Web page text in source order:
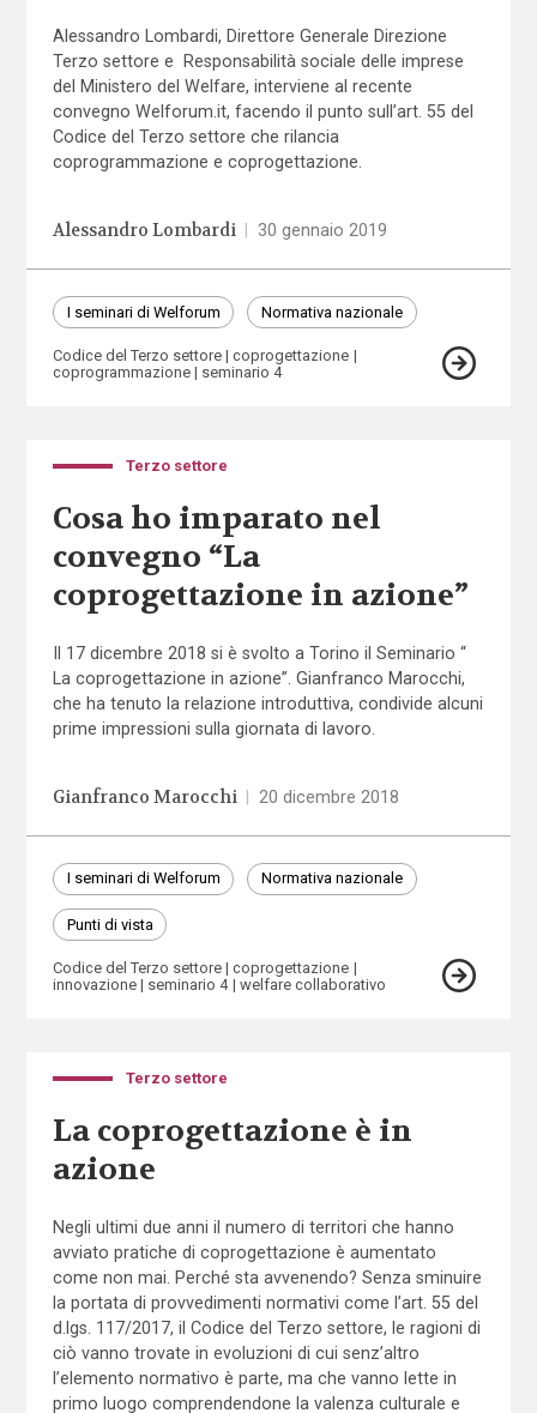
Alessandro Lombardi, Direttore Generale Direzione
Terzo settore e Responsabilità sociale delle imprese
del Ministero del Welfare, interviene al recente
convegno Welforum.it, facendo il punto sull’art. 55 del
Codice del Terzo settore che rilancia
coprogrammazione e coprogettazione.
Alessandro Lombardi 30 gennaio 2019
I seminari di Welforum Normativa nazionale
Codice del Terzo settore
coprogettazione
coprogrammazione
seminario 4
Terzo settore
Cosa ho imparato nel
convegno “La
coprogettazione in azione”
Il 17 dicembre 2018 si è svolto a Torino il Seminario “
La coprogettazione in azione” . Gianfranco Marocchi,
che ha tenuto la relazione introduttiva, condivide alcuni
prime impressioni sulla giornata di lavoro.
Gianfranco Marocchi 20 dicembre 2018
I seminari di Welforum Normativa nazionale
Punti di vista
Codice del Terzo settore
coprogettazione
innovazione
seminario 4 welfare collaborativo
Terzo settore
La coprogettazione è in
azione
Negli ultimi due anni il numero di territori che hanno
avviato pratiche di coprogettazione è aumentato
come non mai. Perché sta avvenendo? Senza sminuire
la portata di provvedimenti normativi come l’art. 55 del
d.lgs. 117/2017, il Codice del Terzo settore, le ragioni di
ciò vanno trovate in evoluzioni di cui senz’altro
l’elemento normativo è parte, ma che vanno lette in
primo luogo comprendendone la valenza culturale e